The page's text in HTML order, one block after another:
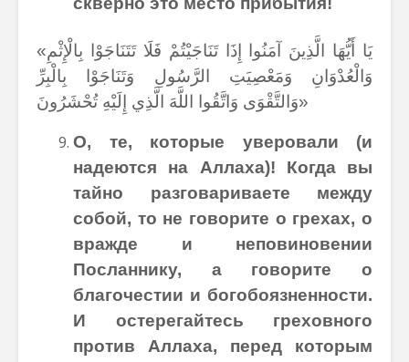
«يَا أَيُّهَا الَّذِينَ آمَنُوا إِذَا تَنَاجَيْتُمْ فَلَا تَتَنَاجَوْا بِالْإِثْمِ
وَالْعُدْوَانِ وَمَعْصِيَتِ الرَّسُولِ وَتَنَاجَوْا بِالْبِرِّ
وَالتَّقْوَى وَاتَّقُوا اللَّهَ الَّذِي إِلَيْهِ تُحْشَرُونَ»
О, те, которые уверовали (и
надеются на Аллаха)! Когда вы
тайно разговариваете между
собой, то не говорите о грехах, о
вражде и неповиновении
Посланнику, а говорите о
благочестии и богобоязненности.
И остерегайтесь греховного
против Аллаха, перед которым